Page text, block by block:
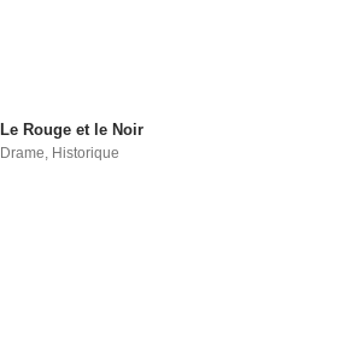
Le Rouge et le Noir
Drame, Historique